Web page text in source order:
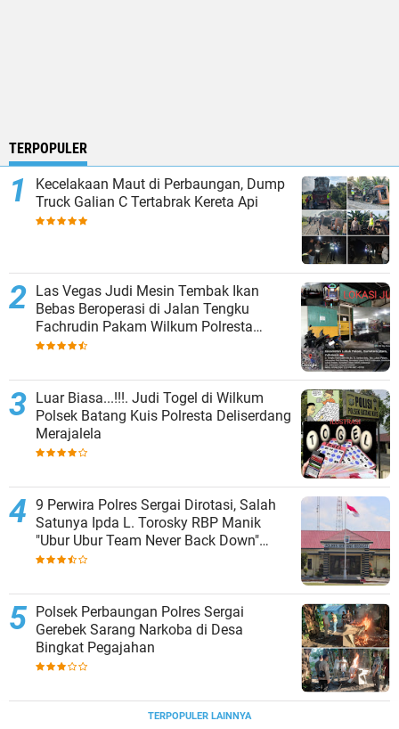
TERPOPULER
Kecelakaan Maut di Perbaungan, Dump
Truck Galian C Tertabrak Kereta Api
Las Vegas Judi Mesin Tembak Ikan
Bebas Beroperasi di Jalan Tengku
Fachrudin Pakam Wilkum Polresta
Deliserdang
Luar Biasa...!!!. Judi Togel di Wilkum
Polsek Batang Kuis Polresta Deliserdang
Merajalela
9 Perwira Polres Sergai Dirotasi, Salah
Satunya Ipda L. Torosky RBP Manik
"Ubur Ubur Team Never Back Down"
Menempati Polsek Dolok Masihul
Polsek Perbaungan Polres Sergai
Gerebek Sarang Narkoba di Desa
Bingkat Pegajahan
TERPOPULER LAINNYA